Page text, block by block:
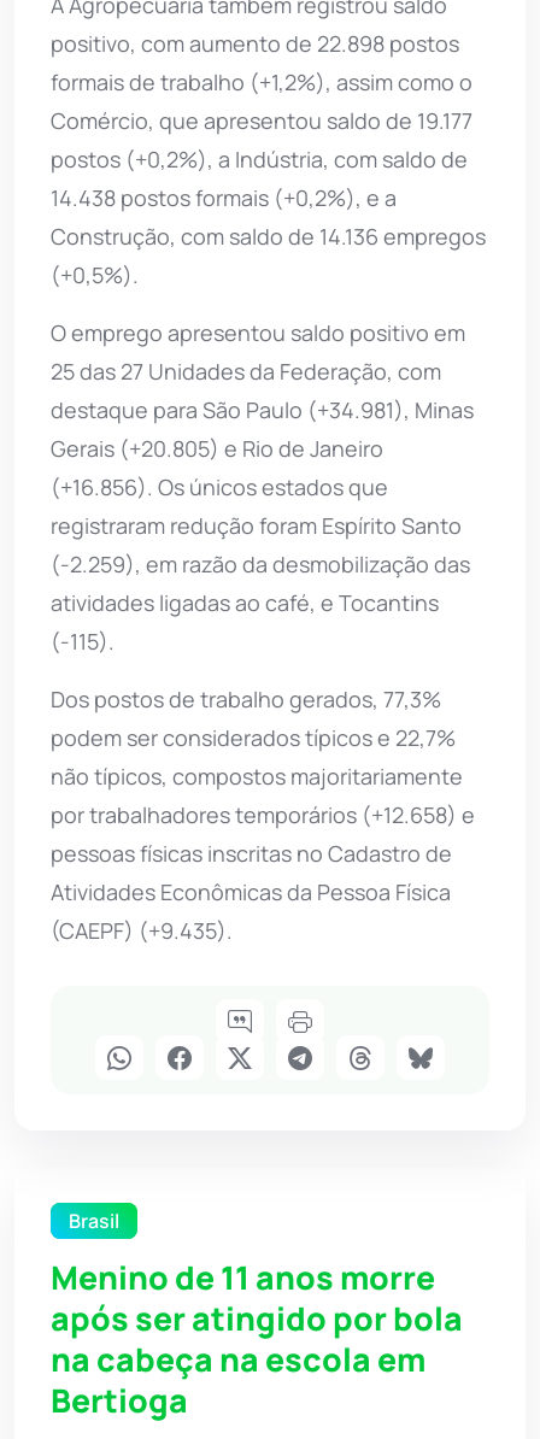
positivo, com aumento de 22.898 postos
formais de trabalho (+1,2%), assim como o
Comércio, que apresentou saldo de 19.177
postos (+0,2%), a Indústria, com saldo de
14.438 postos formais (+0,2%), e a
Construção, com saldo de 14.136 empregos
(+0,5%).
O emprego apresentou saldo positivo em
25 das 27 Unidades da Federação, com
destaque para São Paulo (+34.981), Minas
Gerais (+20.805) e Rio de Janeiro
(+16.856). Os únicos estados que
registraram redução foram Espírito Santo
(-2.259), em razão da desmobilização das
atividades ligadas ao café, e Tocantins
(-115).
Dos postos de trabalho gerados, 77,3%
podem ser considerados típicos e 22,7%
não típicos, compostos majoritariamente
por trabalhadores temporários (+12.658) e
pessoas físicas inscritas no Cadastro de
Atividades Econômicas da Pessoa Física
(CAEPF) (+9.435).
Brasil
Menino de 11 anos morre
após ser atingido por bola
na cabeça na escola em
Bertioga